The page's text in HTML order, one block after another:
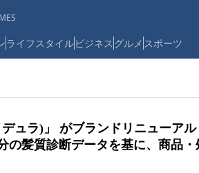
ライフスタイルビジネス グルメ スポーツ
デュラ)」 がブランドリニューア
の髪質診断データを基に、商品